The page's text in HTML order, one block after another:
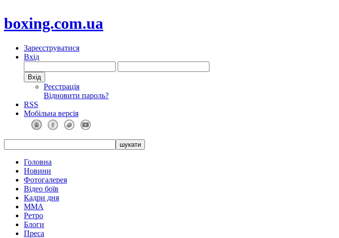
boxing.com.ua
Зареєструватися
Вхід
Реєстрація
Відновити пароль?
RSS
Мобільна версія
Головна
Новини
Фотогалерея
Відео боїв
Кадри дня
ММА
Ретро
Блоги
Преса